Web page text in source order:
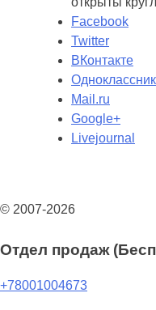
Facebook
Twitter
ВКонтакте
Mail.ru
Google+
Livejournal
© 2007-2026
Отдел продаж
+78001004673